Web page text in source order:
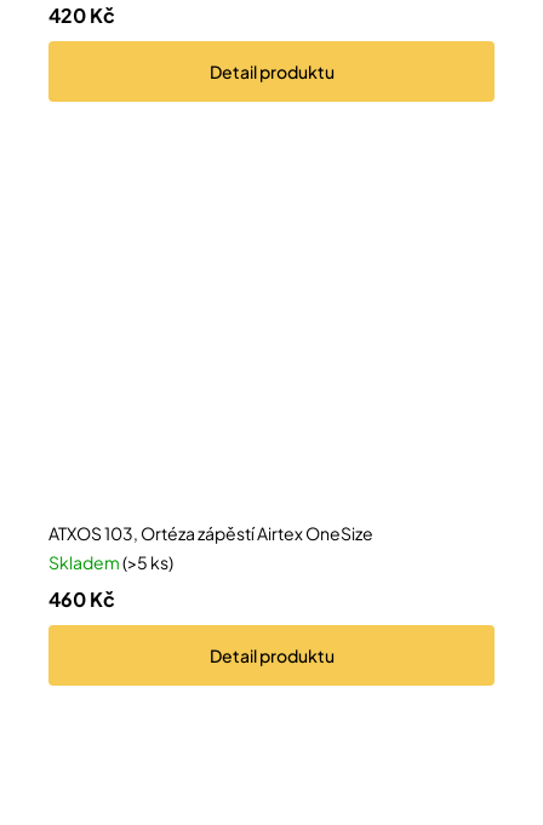
420 Kč
Detailproduktu
ATXOS 103, Ortéza zápěstí Airtex OneSize
Skladem(>5 ks)
460 Kč
Detailproduktu